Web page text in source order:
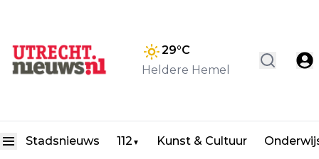
29°C
Heldere Hemel
Stadsnieuws 112 ▼ Kunst & Cultuur